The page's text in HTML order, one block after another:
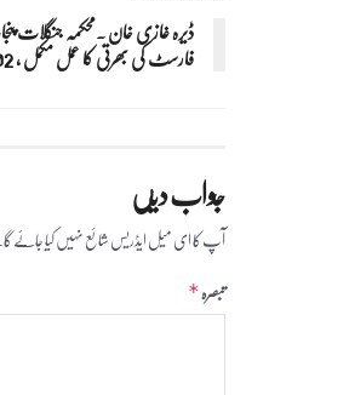
ڈیرہ غازی خان ۔محکمہ جنگلات
فارسٹ کی بھرتی کا عمل مکمل ، 102 امیدوار منتخب
جواب دیں
آپ کا ای میل ایڈریس شائع نہیں کیا جائے
تبصرہ*